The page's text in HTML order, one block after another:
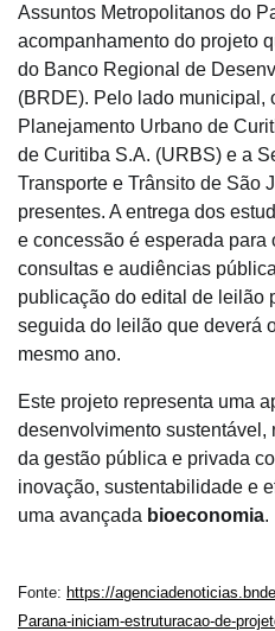
Assuntos Metropolitanos do
acompanhamento do projeto
do Banco Regional de
(BRDE). Pelo lado municipal,
Planejamento Urbano de
de Curitiba S.A. (URBS) e a
Transporte e Trânsito de São
presentes. A entrega dos
e concessão é esperada
consultas e audiências
publicação do edital de leilão
seguida do leilão que deverá
mesmo ano.
Este projeto representa uma
desenvolvimento sustentável,
da gestão pública e privada
inovação, sustentabilidade e
uma avançada bioeconomia.
Fonte: https://
Parana-iniciam-estruturacao-de-